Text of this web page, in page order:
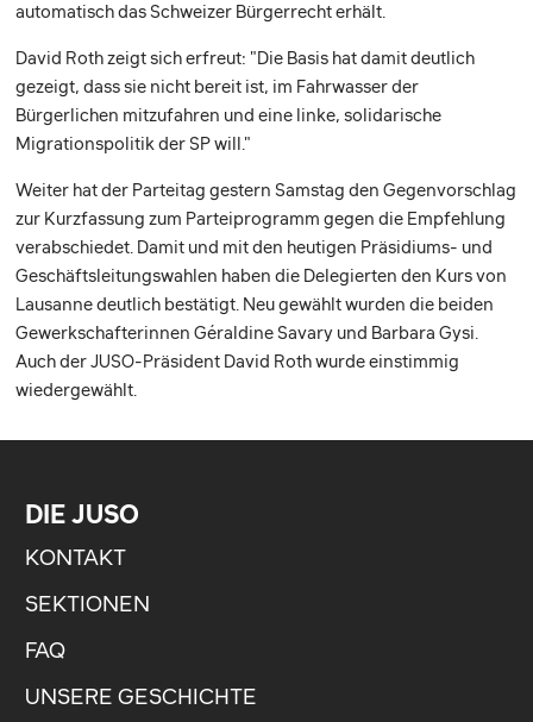
automatisch das Schweizer Bürgerrecht erhält.
David Roth zeigt sich erfreut: "Die Basis hat damit deutlich
gezeigt, dass sie nicht bereit ist, im Fahrwasser der
Bürgerlichen mitzufahren und eine linke, solidarische
Migrationspolitik der SP will."
Weiter hat der Parteitag gestern Samstag den Gegenvorschlag
zur Kurzfassung zum Parteiprogramm gegen die Empfehlung
verabschiedet. Damit und mit den heutigen Präsidiums- und
Geschäftsleitungswahlen haben die Delegierten den Kurs von
Lausanne deutlich bestätigt. Neu gewählt wurden die beiden
Gewerkschafterinnen Géraldine Savary und Barbara Gysi.
Auch der JUSO-Präsident David Roth wurde einstimmig
wiedergewählt.
DIE JUSO
KONTAKT
SEKTIONEN
FAQ
UNSERE GESCHICHTE